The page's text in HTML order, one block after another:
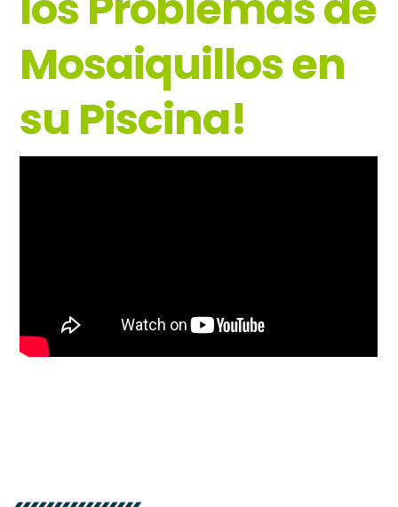
Mosaiquillos en
su Piscina!